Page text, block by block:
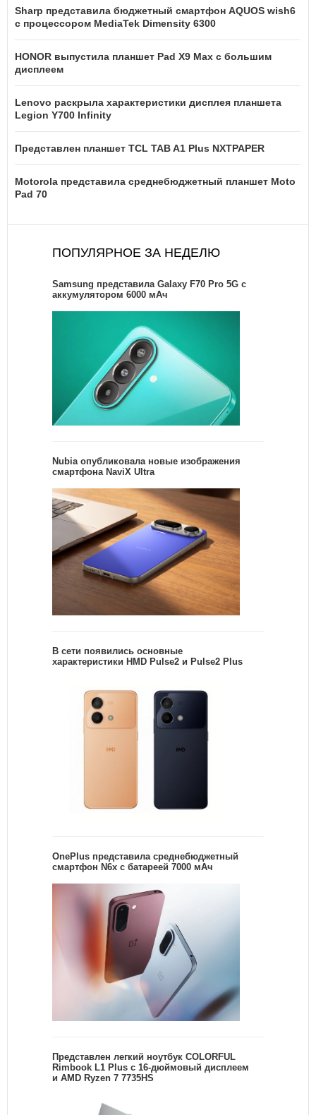
Sharp представила бюджетный смартфон AQUOS wish6
с процессором MediaTek Dimensity 6300
HONOR выпустила планшет Pad X9 Max с большим
дисплеем
Lenovo раскрыла характеристики дисплея планшета
Legion Y700 Infinity
Представлен планшет TCL TAB A1 Plus NXTPAPER
Motorola представила среднебюджетный планшет Moto
Pad 70
ПОПУЛЯРНОЕ ЗА НЕДЕЛЮ
Samsung представила Galaxy F70 Pro 5G с
аккумулятором 6000 мАч
Nubia опубликовала новые изображения
смартфона NaviX Ultra
В сети появились основные
характеристики HMD Pulse2 и Pulse2 Plus
OnePlus представила среднебюджетный
смартфон N6x с батареей 7000 мАч
Представлен легкий ноутбук COLORFUL
Rimbook L1 Plus с 16-дюймовый дисплеем
и AMD Ryzen 7 7735HS